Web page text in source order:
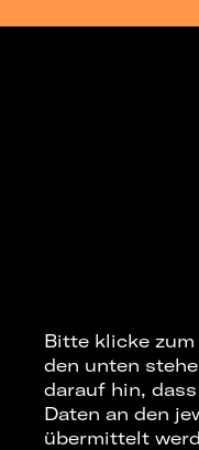
Bitte klicke
den unten
darauf hin,
Daten an den
übermittelt